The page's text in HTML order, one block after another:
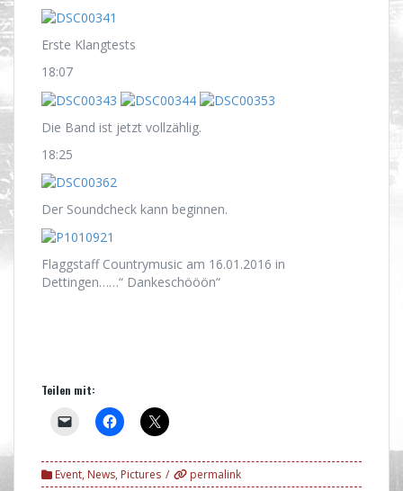
Erste Klangtests
18:07
Die Band ist jetzt vollzählig.
18:25
Der Soundcheck kann beginnen.
Flaggstaff Countrymusic am 16.01.2016 in
Dettingen……“ Dankeschööön“
Teilen mit:
Event, News, Pictures permalink